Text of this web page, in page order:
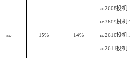
ao 15% 14%
ao2608投机
ao2609投机
ao2610投机
ao2611投机